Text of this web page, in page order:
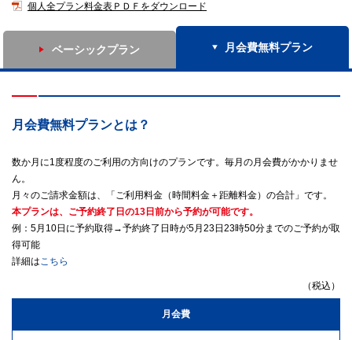
個人全プラン料金表ＰＤＦをダウンロード
ベーシックプラン 月会費無料プラン
月会費無料プランとは？
数か月に1度程度のご利用の方向けのプランです。毎月の月会費がかかりませ
ん。
月々のご請求金額は、「ご利用料金（時間料金＋距離料金）の合計」です。
本プランは、ご予約終了日の13日前から予約が可能です。
例：5月10日に予約取得→予約終了日時が5月23日23時50分までのご予約が取
得可能
詳細はこちら
（税込）
月会費